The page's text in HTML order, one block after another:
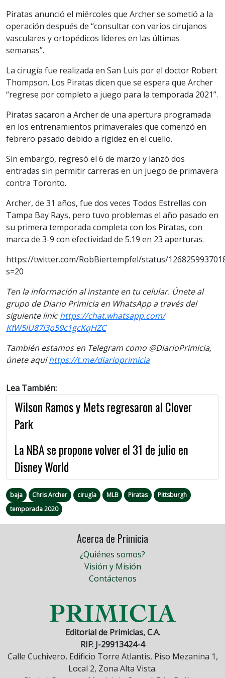
Piratas anunció el miércoles que Archer se sometió a la
operación después de “consultar con varios cirujanos
vasculares y ortopédicos líderes en las últimas
semanas”.
La cirugía fue realizada en San Luis por el doctor Robert
Thompson. Los Piratas dicen que se espera que Archer
“regrese por completo a juego para la temporada 2021”.
Piratas sacaron a Archer de una apertura programada
en los entrenamientos primaverales que comenzó en
febrero pasado debido a rigidez en el cuello.
Sin embargo, regresó el 6 de marzo y lanzó dos
entradas sin permitir carreras en un juego de primavera
contra Toronto.
Archer, de 31 años, fue dos veces Todos Estrellas con
Tampa Bay Rays, pero tuvo problemas el año pasado en
su primera temporada completa con los Piratas, con
marca de 3-9 con efectividad de 5.19 en 23 aperturas.
https://twitter.com/RobBiertempfel/status/
s=20
Ten la información al instante en tu celular. Únete al
grupo de Diario Primicia en WhatsApp a través del
siguiente link:https://chat.whatsapp.com/
KfW5lU87i3p59c1gcKqHZC
También estamos en Telegram como @DiarioPrimicia,
únete aquíhttps://t.me/diarioprimicia
Lea También:
Wilson Ramos y Mets regresaron al Clover
Park
La NBA se propone volver el 31 de julio en
Disney World
baja Chris Archer cirugía MLB Piratas
Pittsburgh
temporada 2020
Acerca de Primicia
¿Quiénes somos?
Visión y Misión
Contáctenos
Editorial de Primicias, C.A.
RIF: J-29913424-4
Calle Cuchivero, Edificio Torre Atlantis, Piso Mezanina 1,
Local 2, Zona Alta Vista.